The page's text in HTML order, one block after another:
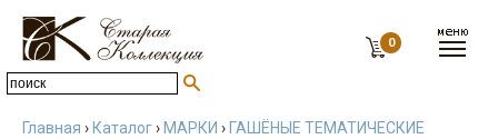
0
Главная › Каталог› МАРКИ › ГАШЁНЫЕ ТЕМАТИЧЕСКИЕ